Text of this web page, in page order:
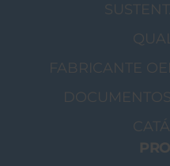
FABRICANTE